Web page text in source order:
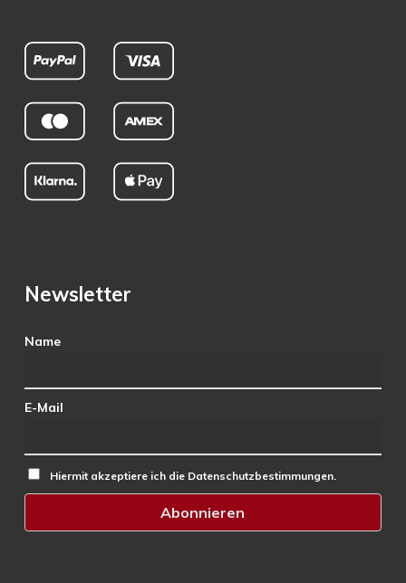
Newsletter
Name
E-Mail
Hiermit akzeptiere ich die Datenschutzbestimmungen.